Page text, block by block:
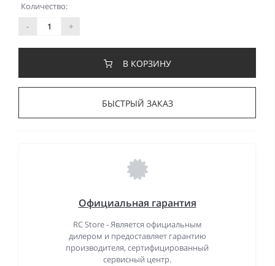
Количество:
-
+
В КОРЗИНУ
БЫСТРЫЙ ЗАКАЗ
Официальная гарантия
RC Store - Является официальным
дилером и предоставляет гарантию
производителя, сертифицированный
сервисный центр.